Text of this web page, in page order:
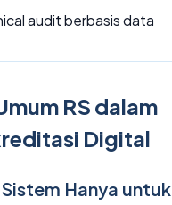
audit berbasis data
RS dalam
Digital
Hanya untuk